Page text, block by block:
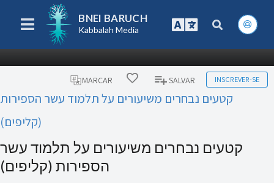
BNEI BARUCH
Kabbalah Media
MARCAR SALVAR INSCREVER-SE
קטעים נבחרים משיעורים על תלמוד עשר הספירות
(קליפים)
קטעים נבחרים משיעורים על תלמוד עשר
הספירות (קליפים)